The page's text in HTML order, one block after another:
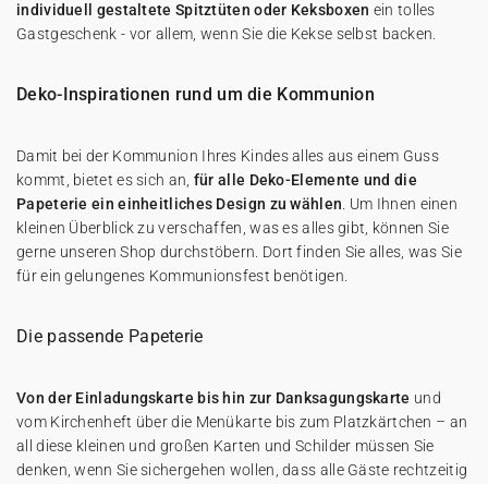
individuell gestaltete Spitztüten oder Keksboxen ein tolles
Gastgeschenk - vor allem, wenn Sie die Kekse selbst backen.
Deko-Inspirationen rund um die Kommunion
Damit bei der Kommunion Ihres Kindes alles aus einem Guss
kommt, bietet es sich an, für alle Deko-Elemente und die
Papeterie ein einheitliches Design zu wählen . Um Ihnen einen
kleinen Überblick zu verschaffen, was es alles gibt, können Sie
gerne unseren Shop durchstöbern. Dort finden Sie alles, was Sie
für ein gelungenes Kommunionsfest benötigen.
Die passende Papeterie
Von der Einladungskarte bis hin zur Danksagungskarte und
vom Kirchenheft über die Menükarte bis zum Platzkärtchen – an
all diese kleinen und großen Karten und Schilder müssen Sie
denken, wenn Sie sichergehen wollen, dass alle Gäste rechtzeitig